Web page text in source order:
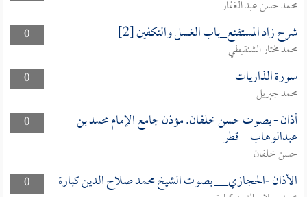
محمد حسن عبد الغفار
0
شرح زاد المستقنع_باب الغسل والتكفين [2]
محمد مختار الشنقيطي
0
سورة الذاريات
محمد جبريل
0
أذان - بصوت حسن خلفان. مؤذن جامع الإمام محمد بن
عبدالوهاب – قطر
حسن خلفان
0
الأذان -الحجازي__ بصوت الشيخ محمد صلاح الدين كبارة